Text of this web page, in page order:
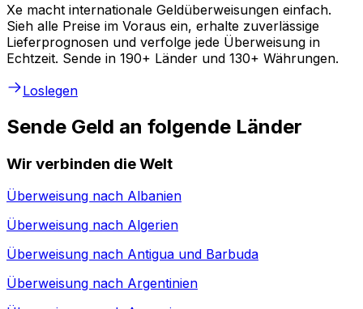
Xe macht internationale Geldüberweisungen einfach.
Sieh alle Preise im Voraus ein, erhalte zuverlässige
Lieferprognosen und verfolge jede Überweisung in
Echtzeit. Sende in 190+ Länder und 130+ Währungen.
Loslegen
Sende Geld an folgende Länder
Wir verbinden die Welt
Überweisung nach Albanien
Überweisung nach Algerien
Überweisung nach Antigua und Barbuda
Überweisung nach Argentinien